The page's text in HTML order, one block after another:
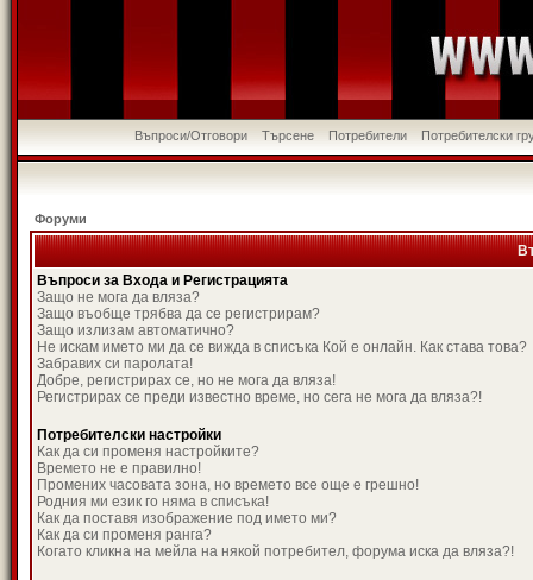
Въпроси/Отговори Търсене Потребители Потребителски
Форуми
Въпроси за Входа и Регистрацията
Защо не мога да вляза?
Защо въобще трябва да се регистрирам?
Защо излизам автоматично?
Не искам името ми да се вижда в списъка Кой е онлайн. Как става това?
Забравих си паролата!
Добре, регистрирах се, но не мога да вляза!
Регистрирах се преди известно време, но сега не мога да вляза?!
Потребителски настройки
Как да си променя настройките?
Времето не е правилно!
Промених часовата зона, но времето все още е грешно!
Родния ми език го няма в списъка!
Как да поставя изображение под името ми?
Как да си променя ранга?
Когато кликна на мейла на някой потребител, форума иска да вляза?!